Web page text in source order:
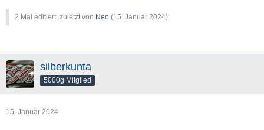
2 Mal editiert, zuletzt von Neo (15. Januar 2024)
silberkunta
5000g Mitglied
15. Januar 2024